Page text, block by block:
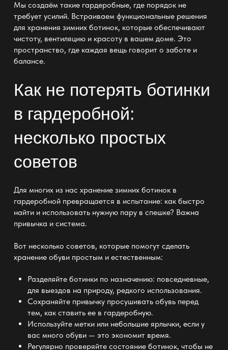
Мы создаём такие гардеробные, где порядок не
требует усилий. Встраиваем функциональные решения
для хранения зимних ботинок, которые обеспечивают
чистоту, вентиляцию и красоту в вашем доме. Это
пространство, где каждая вещь говорит о заботе и
балансе.
Как не потерять ботинки
в гардеробной:
несколько простых
советов
Для многих из нас хранение зимних ботинок в
гардеробной превращается в испытание: как быстро
найти и использовать нужную пару в спешке? Важна
привычка и система.
Вот несколько советов, которые помогут сделать
хранение обувипростым и естественным:
Разделяйте ботинки по назначению: повседневные,
для выездов на природу, редкого использования.
Сохраняйте привычку просушивать обувь перед
тем, как ставить ее в гардеробную.
Используйте метки или небольшие ярлычки, если у
вас много обуви — это экономит время.
Регулярно проверяйте состояние ботинок, чтобы не